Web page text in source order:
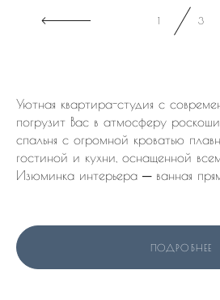
Уютная квартира-студия с
погрузит Вас в атмосферу
спальня с огромной кроватью
гостиной и кухни, оснащенной
Изюминка интерьера ─ ванная
1 3
ПОДРОБНЕЕ